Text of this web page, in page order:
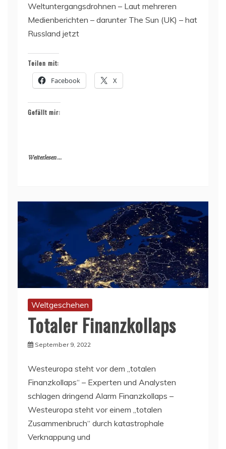
Weltuntergangsdrohnen – Laut mehreren
Medienberichten – darunter The Sun (UK) – hat
Russland jetzt
Teilen mit:
Facebook X
Gefällt mir:
Weiterlesen ...
Weltgeschehen
Totaler Finanzkollaps
September 9, 2022
Westeuropa steht vor dem „totalen
Finanzkollaps“ – Experten und Analysten
schlagen dringend Alarm Finanzkollaps –
Westeuropa steht vor einem „totalen
Zusammenbruch“ durch katastrophale
Verknappung und